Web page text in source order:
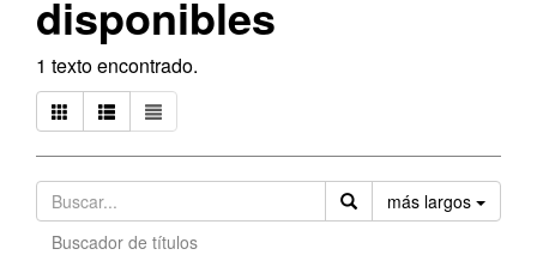
disponibles
1 texto encontrado.
más largos
Buscador de títulos